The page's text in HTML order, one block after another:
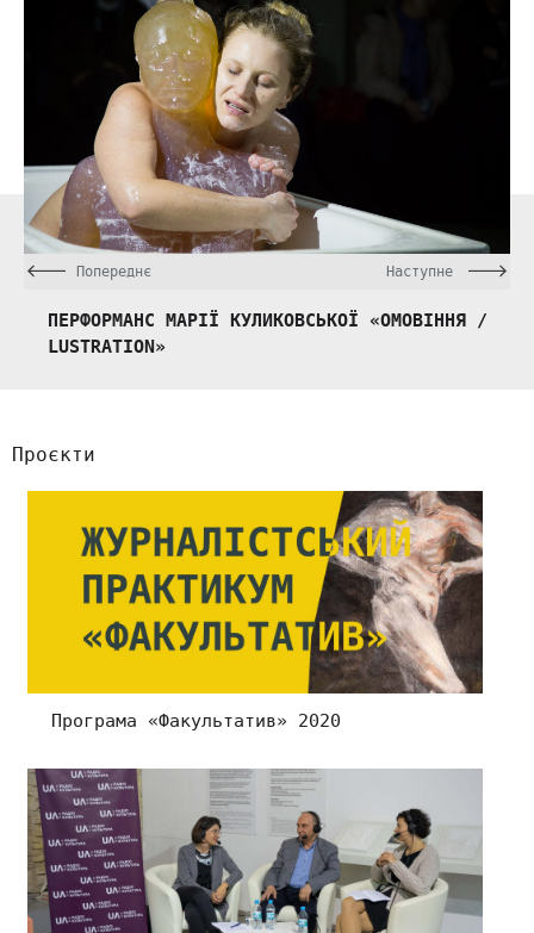
Наступне
Попереднє
ПЕРФОРМАНС МАРІЇ КУЛИКОВСЬКОЇ «ОМОВІННЯ /
LUSTRATION»
Проєкти
Програма «Факультатив» 2020